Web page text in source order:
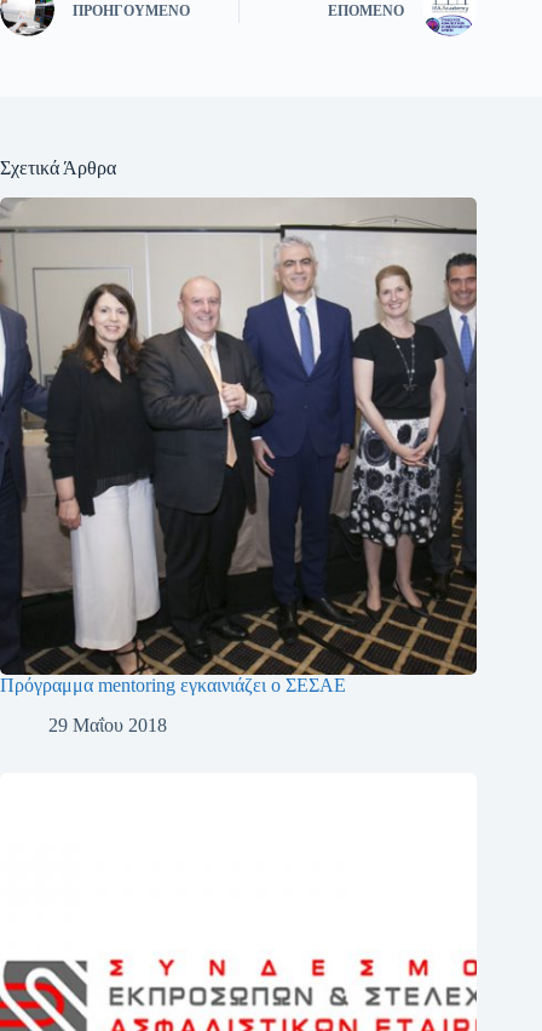
ΠΡΟΗΓΟΎΜΕΝΟ ΕΠΌΜΕΝΟ
Σχετικά Άρθρα
Πρόγραμμα mentoring εγκαινιάζει ο ΣΕΣΑΕ
29 Μαΐου 2018